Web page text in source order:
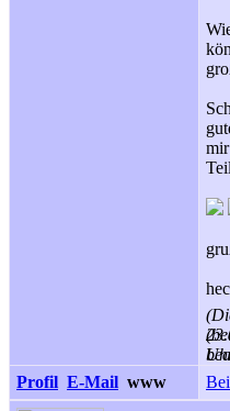
mir
Profil E-Mail www